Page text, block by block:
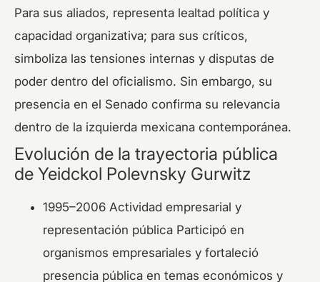
Para sus aliados, representa lealtad política y
capacidad organizativa; para sus críticos,
simboliza las tensiones internas y disputas de
poder dentro del oficialismo. Sin embargo, su
presencia en el Senado confirma su relevancia
dentro de la izquierda mexicana contemporánea.
Evolución de la trayectoria pública
de Yeidckol Polevnsky Gurwitz
1995–2006 Actividad empresarial y
representación pública Participó en
organismos empresariales y fortaleció
presencia pública en temas económicos y